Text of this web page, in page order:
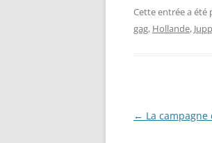
Cette entrée a été
gag, Hollande,
Navigation
← La